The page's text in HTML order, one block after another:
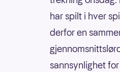
har spilt i hver
derfor en
sannsynlighet